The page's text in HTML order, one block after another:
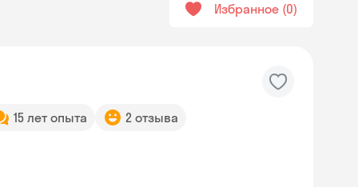
Избранное 0
15 лет опыта 2 отзыва